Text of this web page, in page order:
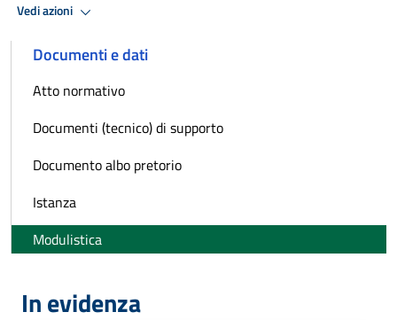
Vedi azioni
Documenti e dati
Atto normativo
Documenti (tecnico) di supporto
Documento albo pretorio
Istanza
Modulistica
In evidenza